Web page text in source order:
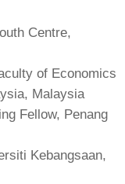
Centre,
of Economics
Malaysia
Fellow, Penang
Kebangsaan,